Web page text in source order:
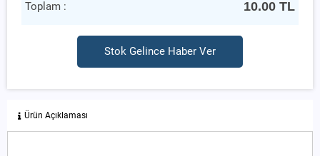
Toplam : 10.00 TL
Stok Gelince Haber Ver
Ürün Açıklaması